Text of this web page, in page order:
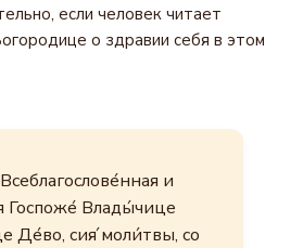
если человек читает
о здравии себя в этом
и
Госпоже́ Влады́чице
Де́во, сия́ моли́твы, со